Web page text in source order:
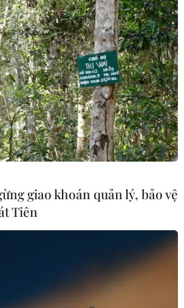
giao khoán quản lý, bảo vệ
Tiên